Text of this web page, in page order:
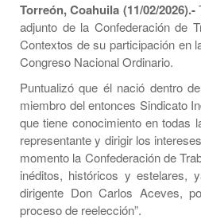
Torreón, Coahuila (11/02/2026).-
adjunto de la Confederación de
Contextos de su participación en
Congreso Nacional Ordinario.
Puntualizó que él nació dentro
miembro del entonces Sindicato
que tiene conocimiento en todas
representante y dirigir los
momento la Confederación de
inéditos, históricos y estelares,
dirigente Don Carlos Aceves,
proceso de reelección”.